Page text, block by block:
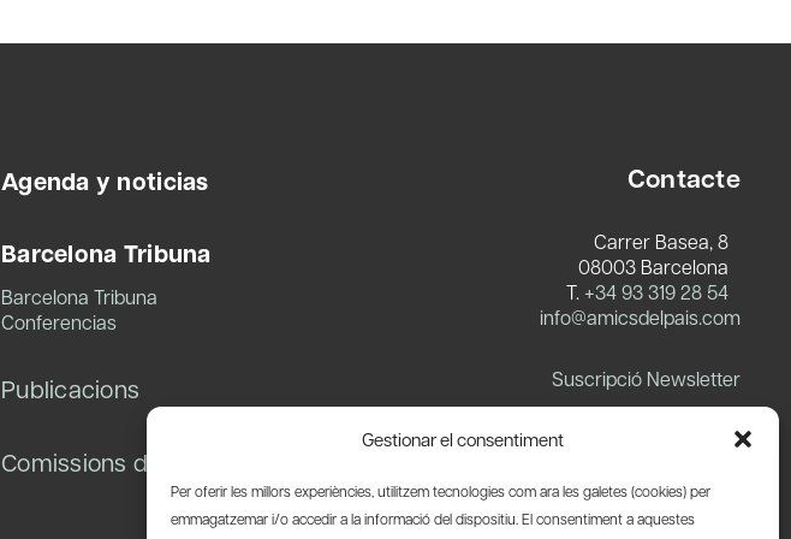
Gestionar el consentiment
Per oferir les millors experiències, utilitzem tecnologies com ara les galetes (cookies) per
emmagatzemar i/o accedir a la informació del dispositiu. El consentiment a aquestes
Agenda y noticias
Barcelona Tribuna
Barcelona Tribuna
Conferencias
Publicacions
Comissions de treball
Contacte
Carrer Basea, 8
08003 Barcelona
T. +34 93 319 28 54
info@amicsdelpais.com
Suscripció Newsletter
YouTube